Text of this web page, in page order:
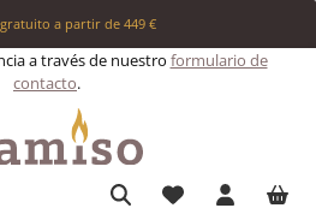
a partir de 449 €
a través de nuestro formulario de
contacto.
Tienes 0